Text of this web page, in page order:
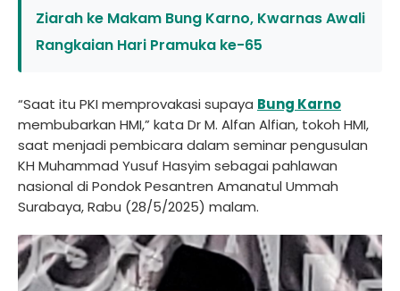
Ziarah ke Makam Bung Karno, Kwarnas Awali
Rangkaian Hari Pramuka ke-65
“Saat itu PKI memprovakasi supaya Bung Karno
membubarkan HMI,” kata Dr M. Alfan Alfian, tokoh HMI,
saat menjadi pembicara dalam seminar pengusulan
KH Muhammad Yusuf Hasyim sebagai pahlawan
nasional di Pondok Pesantren Amanatul Ummah
Surabaya, Rabu (28/5/2025) malam.